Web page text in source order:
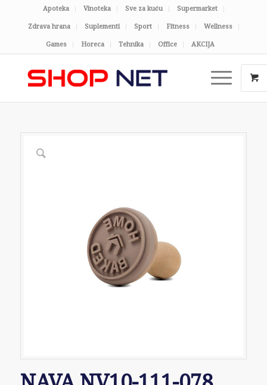
Apoteka Vinoteka Sve za kuću Supermarket
Zdrava hrana Suplementi Sport Fitness Wellness
Games Horeca Tehnika Office AKCIJA